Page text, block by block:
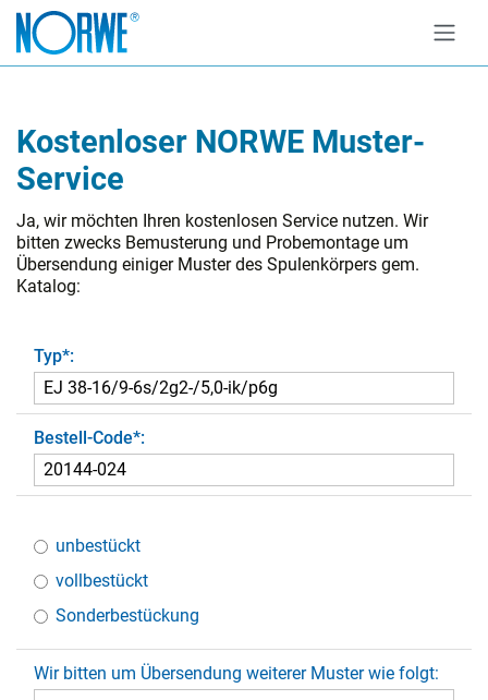
Kostenloser NORWE Muster-
Service
Ja, wir möchten Ihren kostenlosen Service nutzen. Wir
bitten zwecks Bemusterung und Probemontage um
Übersendung einiger Muster des Spulenkörpers gem.
Katalog:
Typ*:
Bestell-Code*:
unbestückt
vollbestückt
Sonderbestückung
Wir bitten um Übersendung weiterer Muster wie folgt: